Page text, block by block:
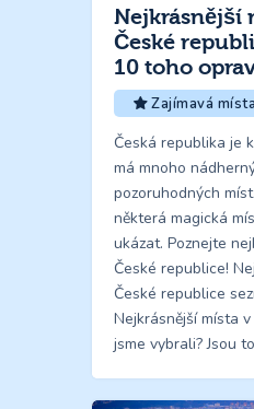
Nejkrásnější
České
10 toho
Zajímavá místa
Česká republika je
má mnoho
pozoruhodných
některá magická
ukázat. Poznejte
České republice!
České republice
Nejkrásnější místa
jsme vybrali? Jsou